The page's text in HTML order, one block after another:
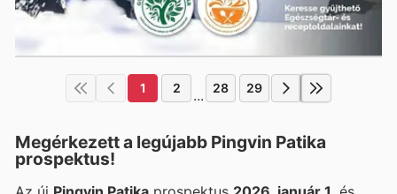
1 2 ... 28 29
Megérkezett a legújabb Pingvin Patika
prospektus!